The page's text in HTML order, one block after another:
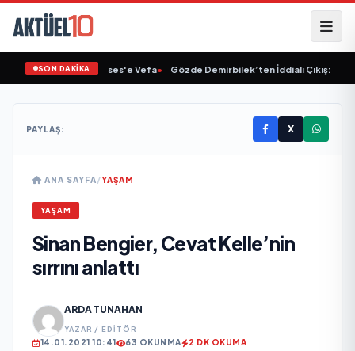
SON DAKİKA
Linet'ten Müslüm Gürses'e Vefa• Gözde Demirbilek’ten İddialı Çıkış: “Son
PAYLAŞ: X
ANA SAYFA/YAŞAM
YAŞAM
Sinan Bengier, Cevat Kelle’nin
sırrını anlattı
ARDA TUNAHAN
YAZAR / EDITÖR
14.01.2021 10:41 63 OKUNMA 2 DK OKUMA